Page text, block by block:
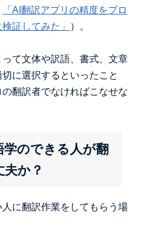
「AI翻訳アプリの精度をプロ
証してみた」
）。
て文体や訳語、書式、文章
に選択するといったこと
翻訳者でなければこなせな
学のできる人が翻
か？
に翻訳作業をしてもらう場